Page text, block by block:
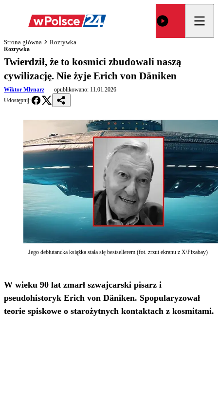
Strona główna Rozrywka
Rozrywka
Twierdził, że to kosmici zbudowali naszą
cywilizację. Nie żyje Erich von Däniken
Wiktor Młynarz opublikowano: 11.01.2026
Udostępnij:
Jego debiutancka książka stała się bestsellerem (fot. zrzut ekranu z X\Pixabay)
W wieku 90 lat zmarł szwajcarski pisarz i
pseudohistoryk Erich von Däniken. Spopularyzował
teorie spiskowe o starożytnych kontaktach z kosmitami.